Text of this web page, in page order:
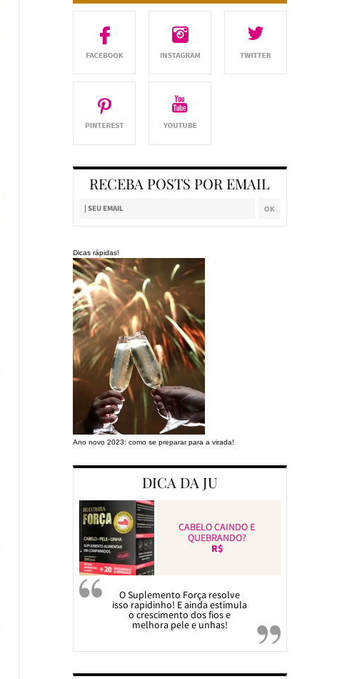
RECEBA POSTS POR EMAIL
Dicas rápidas!
Ano novo 2023: como se preparar para a virada!
DICA DA JU
CABELO CAINDO E
QUEBRANDO?
R$
O Suplemento Força resolve
isso rapidinho! E ainda estimula
o crescimento dos fios e
melhora pele e unhas!